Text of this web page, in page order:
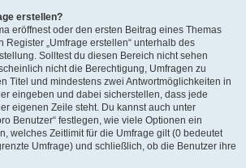
erstellen?
eröffnest oder den ersten Beitrag eines Themas
Register „Umfrage erstellen“ unterhalb des
Solltest du diesen Bereich nicht sehen
nicht die Berechtigung, Umfragen zu
Titel und mindestens zwei Antwortmöglichkeiten in
eingeben und dabei sicherstellen, dass jede
eigenen Zeile steht. Du kannst auch unter
Benutzer“ festlegen, wie viele Optionen ein
welches Zeitlimit für die Umfrage gilt (0 bedeutet
Umfrage) und schließlich, ob die Benutzer ihre